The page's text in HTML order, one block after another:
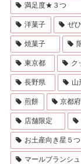
満足度★３つ
洋菓子 ぜ
焼菓子
東京都 ク
長野県 山
煎餅 京都府
店舗限定
お土産向き星５つ
マールブランシュ